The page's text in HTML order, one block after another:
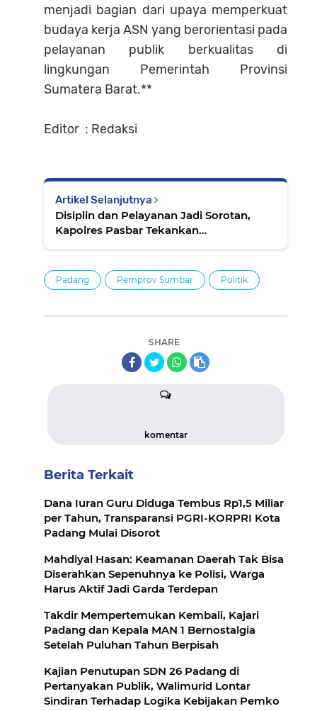
menjadi bagian dari upaya memperkuat
budaya kerja ASN yang berorientasi pada
pelayanan publik berkualitas di
lingkungan Pemerintah Provinsi
Sumatera Barat.**
Editor : Redaksi
Artikel Selanjutnya
Disiplin dan Pelayanan Jadi Sorotan,
Kapolres Pasbar Tekankan
Padang Pemprov Sumbar Politik
SHARE
komentar
Berita Terkait
Dana Iuran Guru Diduga Tembus Rp1,5 Miliar
per Tahun, Transparansi PGRI-KORPRI Kota
Padang Mulai Disorot
Mahdiyal Hasan: Keamanan Daerah Tak Bisa
Diserahkan Sepenuhnya ke Polisi, Warga
Harus Aktif Jadi Garda Terdepan
Takdir Mempertemukan Kembali, Kajari
Padang dan Kepala MAN 1 Bernostalgia
Setelah Puluhan Tahun Berpisah
Kajian Penutupan SDN 26 Padang di
Pertanyakan Publik, Walimurid Lontar
Sindiran Terhadap Logika Kebijakan Pemko